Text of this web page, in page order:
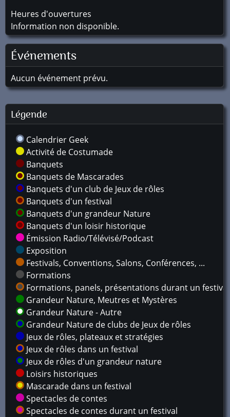
Heures d'ouvertures
Information non disponible.
Événements
Aucun événement prévu.
Légende
Calendrier Geek
Activité de Costumade
Banquets
Banquets de Mascarades
Banquets d'un club de Jeux de rôles
Banquets d'un festival
Banquets d'un grandeur Nature
Banquets d'un loisir historique
Émission Radio/Télévisé/Podcast
Exposition
Festivals, Conventions, Salons, Conférences, ...
Formations
Formations, panels, présentations durant un festival
Grandeur Nature, Meutres et Mystères
Grandeur Nature - Autre
Grandeur Nature de clubs de Jeux de rôles
Jeux de rôles, plateaux et stratégies
Jeux de rôles dans un festival
Jeux de rôles d'un grandeur nature
Loisirs historiques
Mascarade dans un festival
Spectacles de contes
Spectacles de contes durant un festival